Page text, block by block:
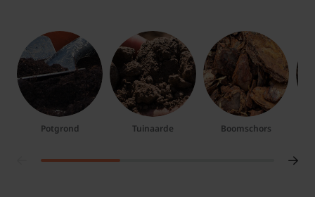
Potgrond Tuinaarde Boomschors